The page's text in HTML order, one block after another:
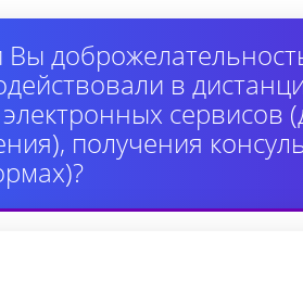
в
сервисов
получения